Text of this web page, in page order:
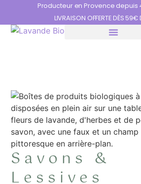
Producteur en Provence depuis
LIVRAISON OFFERTE DÈS
Savons &
Lessives
Panneau de gestion des cookies